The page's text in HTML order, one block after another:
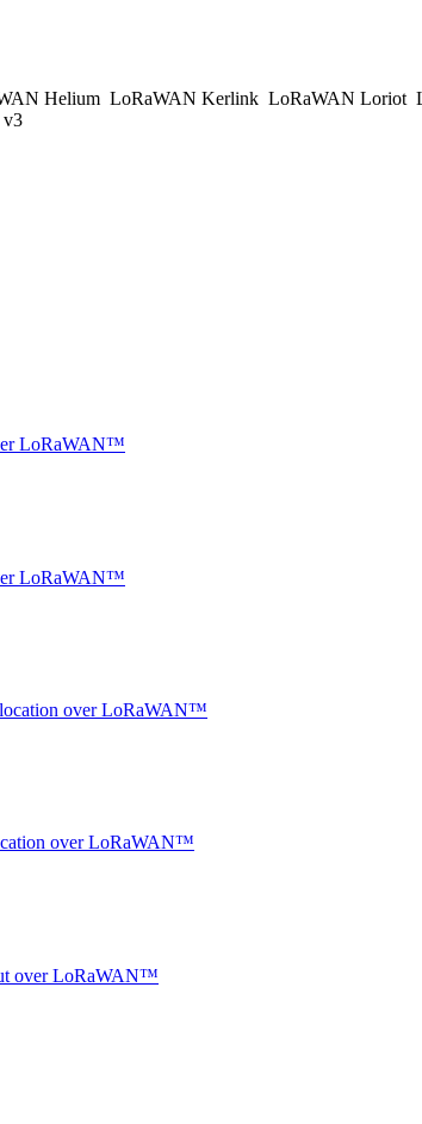
Helium LoRaWAN Kerlink LoRaWAN Loriot
LoRaWAN™
LoRaWAN™
over LoRaWAN™
over LoRaWAN™
over LoRaWAN™